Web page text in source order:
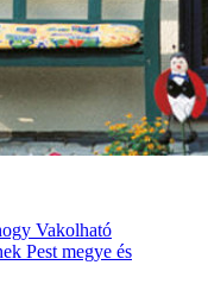
Vakolható
Pest megye és